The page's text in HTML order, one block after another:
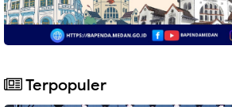
Terpopuler